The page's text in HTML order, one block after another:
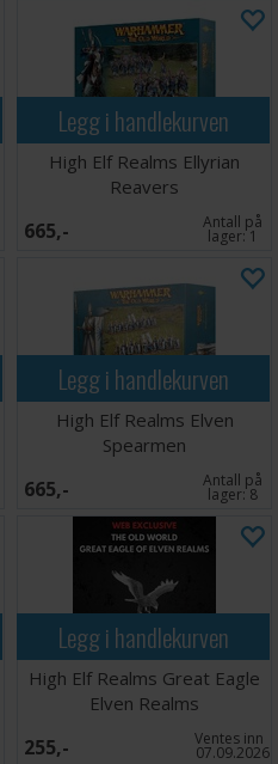
Legg i handlekurven
High Elf Realms Ellyrian
Reavers
665,- Antall på
lager:1
Legg i handlekurven
High Elf Realms Elven
Spearmen
665,- Antall på
lager:8
Legg i handlekurven
High Elf Realms Great Eagle
Elven Realms
255,- Ventes inn
07.09.2026